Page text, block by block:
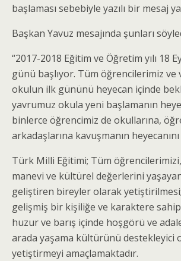
başlaması sebebiyle yazılı bir mesaj
Başkan Yavuz mesajında şunları
“2017-2018 Eğitim ve Öğretim yılı 18
günü başlıyor. Tüm öğrencilerimiz ve
okulun ilk gününü heyecan içinde
yavrumuz okula yeni başlamanın
binlerce öğrencimiz de okullarına,
arkadaşlarına kavuşmanın
Türk Milli Eğitimi; Tüm
manevi ve kültürel değerlerini
geliştiren bireyler olarak yetiştirilmesi;
gelişmiş bir kişiliğe ve karaktere
huzur ve barış içinde hoşgörü ve
arada yaşama kültürünü destekleyici
yetiştirmeyi amaçlamaktadır.